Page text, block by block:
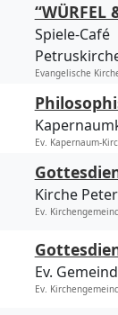
“WÜRFEL
Spiele-Café
Evangelische
Ev. Kapernaum-
Kirche
Ev.
Ev.
Ev.